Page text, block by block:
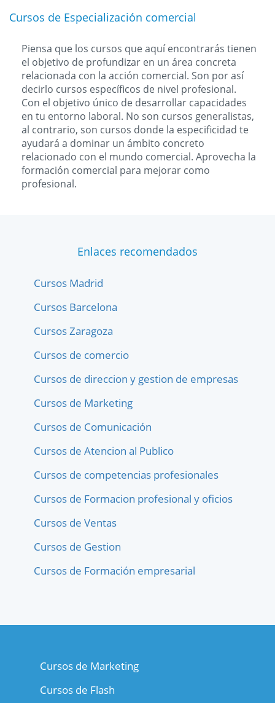
Cursos de Especialización comercial
Piensa que los cursos que aquí encontrarás tienen
el objetivo de profundizar en un área concreta
relacionada con la acción comercial. Son por así
decirlo cursos específicos de nivel profesional.
Con el objetivo único de desarrollar capacidades
en tu entorno laboral. No son cursos generalistas,
al contrario, son cursos donde la especificidad te
ayudará a dominar un ámbito concreto
relacionado con el mundo comercial. Aprovecha la
formación comercial para mejorar como
profesional.
Enlaces recomendados
Cursos Madrid
Cursos Barcelona
Cursos Zaragoza
Cursos de comercio
Cursos de direccion y gestion de empresas
Cursos de Marketing
Cursos de Comunicación
Cursos de Atencion al Publico
Cursos de competencias profesionales
Cursos de Formacion profesional y oficios
Cursos de Ventas
Cursos de Gestion
Cursos de Formación empresarial
Cursos de Marketing
Cursos de Flash